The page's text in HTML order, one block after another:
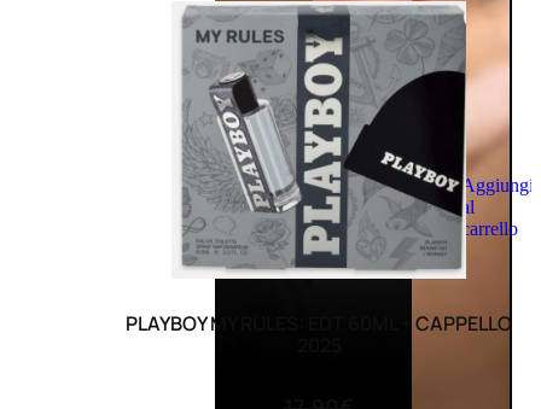
Aggiungi
al
carrello
PLAYBOY MY RULES: EDT 60ML + CAPPELLO